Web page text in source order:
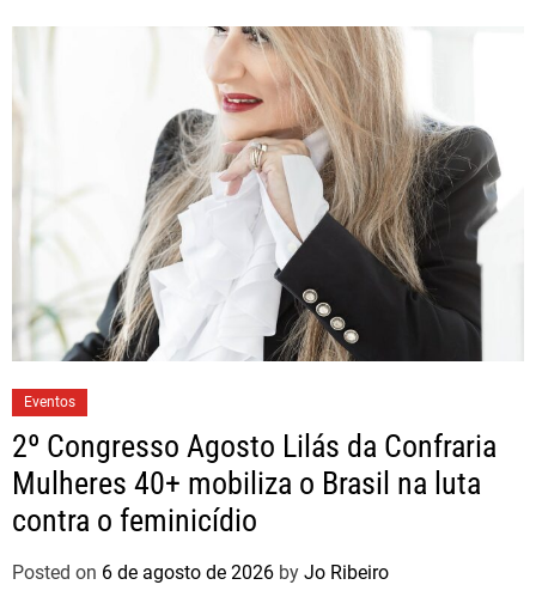
Eventos
2º Congresso Agosto Lilás da Confraria
Mulheres 40+ mobiliza o Brasil na luta
contra o feminicídio
Posted on 6 de agosto de 2026 by Jo Ribeiro